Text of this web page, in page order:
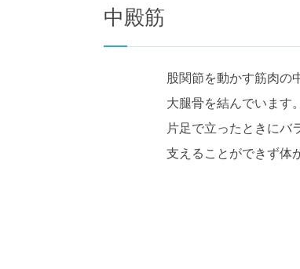
中殿筋
股関節を動かす筋肉の
大腿骨を結んでいます。
片足で立ったときにバ
支えることができず体